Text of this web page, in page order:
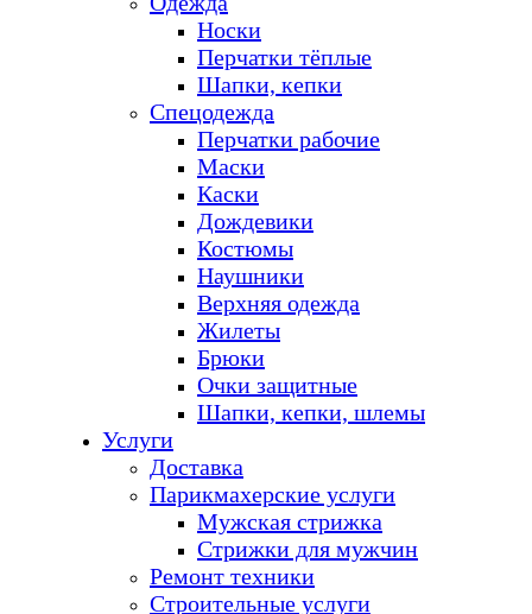
Носки
Перчатки тёплые
Шапки, кепки
Спецодежда
Перчатки рабочие
Маски
Каски
Дождевики
Костюмы
Наушники
Верхняя одежда
Жилеты
Брюки
Очки защитные
Шапки, кепки, шлемы
Услуги
Доставка
Парикмахерские услуги
Мужская стрижка
Стрижки для мужчин
Ремонт техники
Строительные услуги